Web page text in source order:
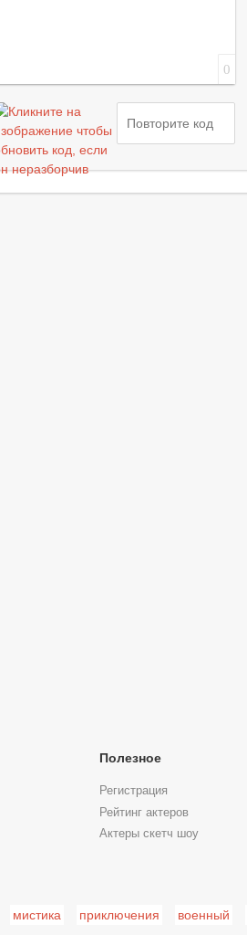
0
Полезное
Регистрация
Рейтинг актеров
Актеры скетч шоу
мистика приключения военный